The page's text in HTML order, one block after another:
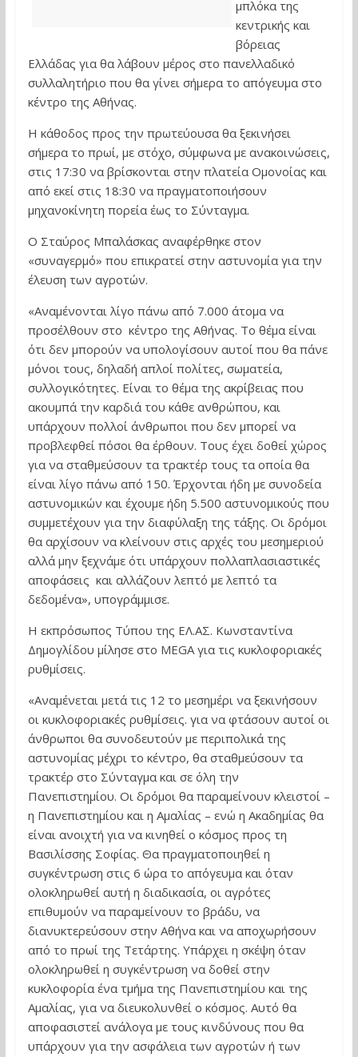
μπλόκα της
κεντρικής και
βόρειας
Ελλάδας για θα λάβουν μέρος στο πανελλαδικό
συλλαλητήριο που θα γίνει σήμερα το απόγευμα στο
κέντρο της Αθήνας.
Η κάθοδος προς την πρωτεύουσα θα ξεκινήσει
σήμερα το πρωί, με στόχο, σύμφωνα με ανακοινώσεις,
στις 17:30 να βρίσκονται στην πλατεία Ομονοίας και
από εκεί στις 18:30 να πραγματοποιήσουν
μηχανοκίνητη πορεία έως το Σύνταγμα.
Ο Σταύρος Μπαλάσκας αναφέρθηκε στον
«συναγερμό» που επικρατεί στην αστυνομία για την
έλευση των αγροτών.
«Αναμένονται λίγο πάνω από 7.000 άτομα να
προσέλθουν στο κέντρο της Αθήνας. Το θέμα είναι
ότι δεν μπορούν να υπολογίσουν αυτοί που θα πάνε
μόνοι τους, δηλαδή απλοί πολίτες, σωματεία,
συλλογικότητες. Είναι το θέμα της ακρίβειας που
ακουμπά την καρδιά του κάθε ανθρώπου, και
υπάρχουν πολλοί άνθρωποι που δεν μπορεί να
προβλεφθεί πόσοι θα έρθουν. Τους έχει δοθεί χώρος
για να σταθμεύσουν τα τρακτέρ τους τα οποία θα
είναι λίγο πάνω από 150. Έρχονται ήδη με συνοδεία
αστυνομικών και έχουμε ήδη 5.500 αστυνομικούς που
συμμετέχουν για την διαφύλαξη της τάξης. Οι δρόμοι
θα αρχίσουν να κλείνουν στις αρχές του μεσημεριού
αλλά μην ξεχνάμε ότι υπάρχουν πολλαπλασιαστικές
αποφάσεις και αλλάζουν λεπτό με λεπτό τα
δεδομένα», υπογράμμισε.
Η εκπρόσωπος Τύπου της ΕΛ.ΑΣ. Κωνσταντίνα
Δημογλίδου μίλησε στο MEGA για τις κυκλοφοριακές
ρυθμίσεις.
«Αναμένεται μετά τις 12 το μεσημέρι να ξεκινήσουν
οι κυκλοφοριακές ρυθμίσεις. για να φτάσουν αυτοί οι
άνθρωποι θα συνοδευτούν με περιπολικά της
αστυνομίας μέχρι το κέντρο, θα σταθμεύσουν τα
τρακτέρ στο Σύνταγμα και σε όλη την
Πανεπιστημίου. Οι δρόμοι θα παραμείνουν κλειστοί –
η Πανεπιστημίου και η Αμαλίας – ενώ η Ακαδημίας θα
είναι ανοιχτή για να κινηθεί ο κόσμος προς τη
Βασιλίσσης Σοφίας. Θα πραγματοποιηθεί η
συγκέντρωση στις 6 ώρα το απόγευμα και όταν
ολοκληρωθεί αυτή η διαδικασία, οι αγρότες
επιθυμούν να παραμείνουν το βράδυ, να
διανυκτερεύσουν στην Αθήνα και να αποχωρήσουν
από το πρωί της Τετάρτης. Υπάρχει η σκέψη όταν
ολοκληρωθεί η συγκέντρωση να δοθεί στην
κυκλοφορία ένα τμήμα της Πανεπιστημίου και της
Αμαλίας, για να διευκολυνθεί ο κόσμος. Αυτό θα
αποφασιστεί ανάλογα με τους κινδύνους που θα
υπάρχουν για την ασφάλεια των αγροτών ή των